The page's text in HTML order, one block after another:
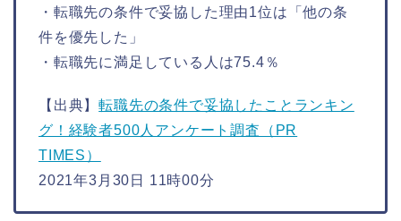
・転職先の条件で妥協した理由1位は「他の条
件を優先した」
・転職先に満足している人は75.4％
【出典】転職先の条件で妥協したことランキン
グ！経験者500人アンケート調査（PR
TIMES）
2021年3月30日 11時00分